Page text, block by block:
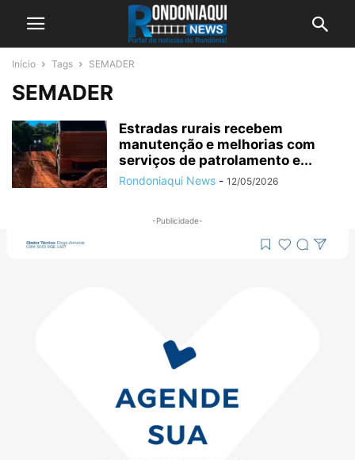
Início Tags SEMADER
SEMADER
Estradas rurais recebem
manutenção e melhorias com
serviços de patrolamento e...
Rondoniaqui News - 12/05/2026
-Publicidade-